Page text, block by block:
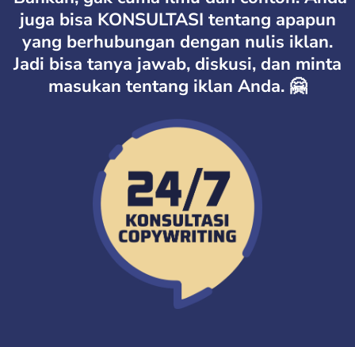
juga bisa KONSULTASI tentang apapun
yang berhubungan dengan nulis iklan.
Jadi bisa tanya jawab, diskusi, dan minta
masukan tentang iklan Anda. 🤗